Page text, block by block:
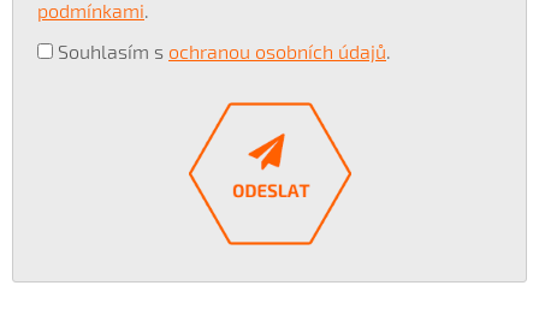
podmínkami.
Souhlasím s ochranou osobních údajů.